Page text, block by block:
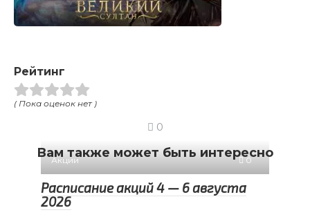
Рейтинг
( Пока оценок нет )
0
Вам также может быть интересно
Акции 0
Расписание акций 4 — 6 августа
2026